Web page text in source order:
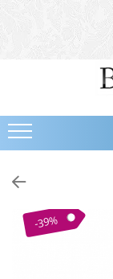
Bijuterii
Cercei
Bratari
Coliere
Brose
Tiare
-39%